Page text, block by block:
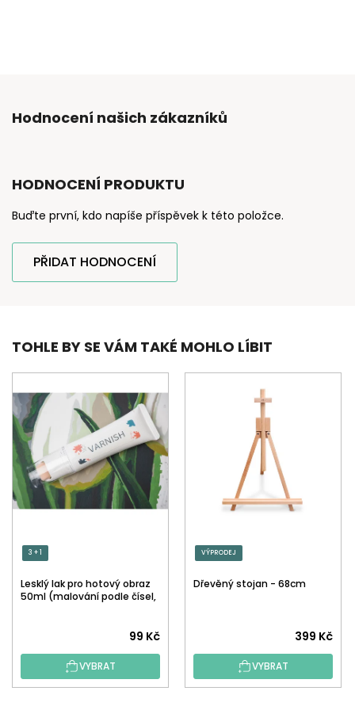
Hodnocení našich zákazníků
HODNOCENÍ PRODUKTU
Buďte první, kdo napíše příspěvek k této položce.
PŘIDAT HODNOCENÍ
TOHLE BY SE VÁM TAKÉ MOHLO LÍBIT
3 + 1
Lesklý lak pro hotový obraz
50ml (malování podle čísel,
hodnocení
produktu
je
99 Kč
VYBRAT
VÝPRODEJ
Dřevěný stojan - 68cm
399 Kč
VYBRAT